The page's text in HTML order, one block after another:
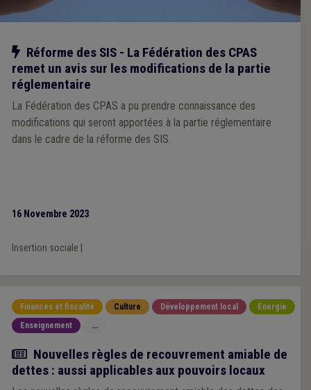
Notre action
Réforme des SIS - La Fédération des CPAS
remet un avis sur les modifications de la partie
réglementaire
La Fédération des CPAS a pu prendre connaissance des
modifications qui seront apportées à la partie réglementaire
dans le cadre de la réforme des SIS.
16 Novembre 2023
Insertion sociale
Finances et fiscalité Culture Développement local
Energie
Enseignement
...
Actualité
Nouvelles règles de recouvrement amiable de
dettes : aussi applicables aux pouvoirs locaux